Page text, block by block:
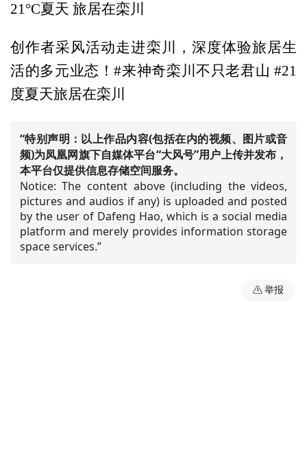
21°C夏天 旅居在栾川
创作者采风活动走进栾川，深度体验旅居生
活的多元业态！#来神奇栾川不只老君山 #21
度夏天旅居在栾川
“特别声明：以上作品内容(包括在内的视频、图片或音
频)为凤凰网旗下自媒体平台“大风号”用户上传并发布，
本平台仅提供信息存储空间服务。
Notice: The content above (including the videos,
pictures and audios if any) is uploaded and posted
by the user of Dafeng Hao, which is a social media
platform and merely provides information storage
space services.”
举报